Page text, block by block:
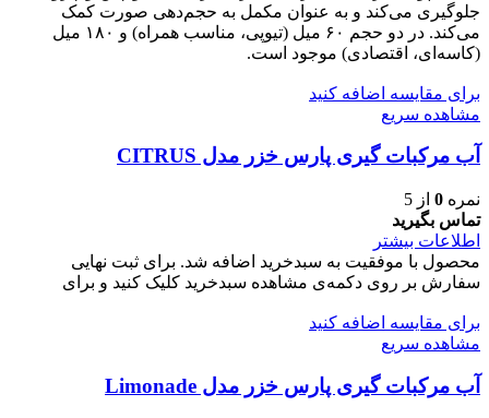
جلوگیری می‌کند و به عنوان مکمل به حجم‌دهی صورت کمک
می‌کند. در دو حجم ۶۰ میل (تیوپی، مناسب همراه) و ۱۸۰ میل
(کاسه‌ای، اقتصادی) موجود است.
برای مقایسه اضافه کنید
مشاهده سریع
آب مرکبات گیری پارس خزر مدل CITRUS
نمره 0 از 5
تماس بگیرید
اطلاعات بیشتر
محصول با موفقیت به سبدخرید اضافه شد. برای ثبت نهایی
سفارش بر روی دکمه‌ی مشاهده سبدخرید کلیک کنید و برای
برای مقایسه اضافه کنید
مشاهده سریع
آب مرکبات گیری پارس خزر مدل Limonade